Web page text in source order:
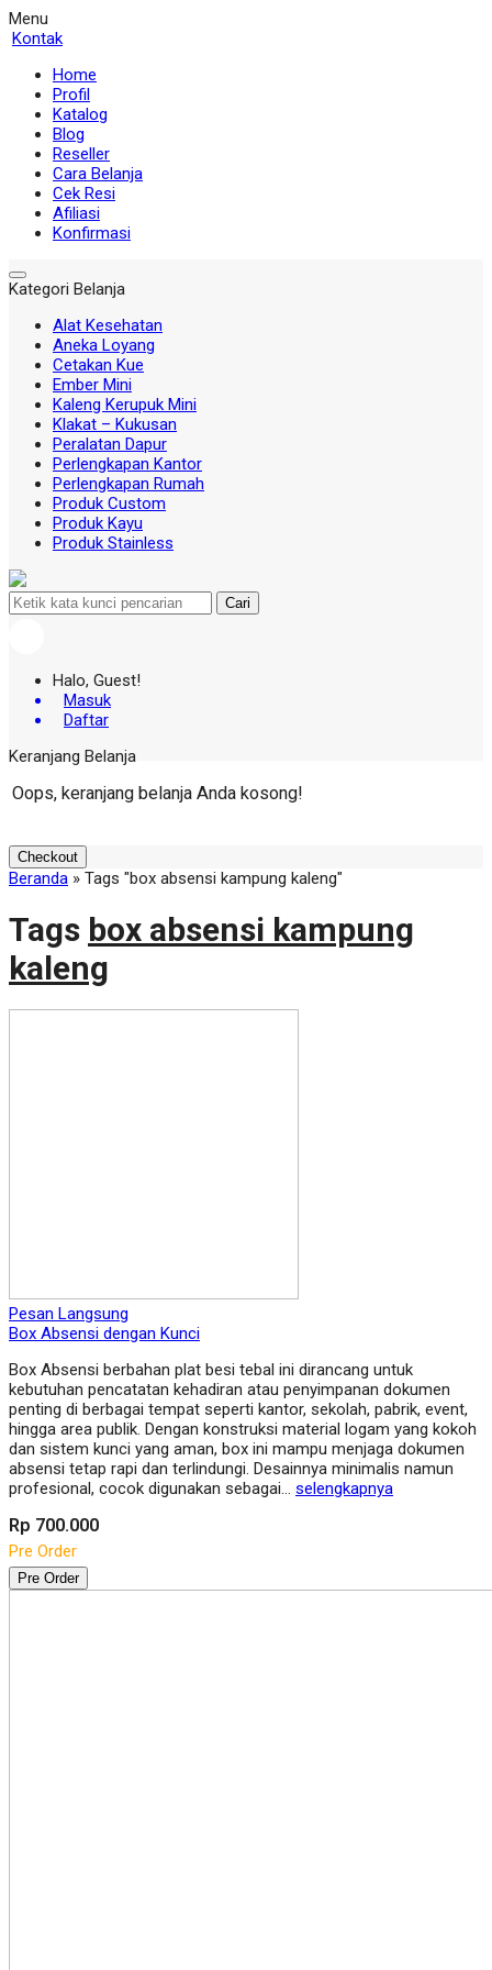
Menu
Kontak
Home
Profil
Katalog
Blog
Reseller
Cara Belanja
Cek Resi
Afiliasi
Konfirmasi
Kategori Belanja
Alat Kesehatan
Aneka Loyang
Cetakan Kue
Ember Mini
Kaleng Kerupuk Mini
Klakat – Kukusan
Peralatan Dapur
Perlengkapan Kantor
Perlengkapan Rumah
Produk Custom
Produk Kayu
Produk Stainless
Cari
Halo, Guest!
Masuk
Daftar
Keranjang Belanja
Oops, keranjang belanja Anda kosong!
Checkout
Beranda » Tags "box absensi kampung kaleng"
Tags box absensi kampung
kaleng
Pesan Langsung
Box Absensi dengan Kunci
Box Absensi berbahan plat besi tebal ini dirancang untuk
kebutuhan pencatatan kehadiran atau penyimpanan dokumen
penting di berbagai tempat seperti kantor, sekolah, pabrik, event,
hingga area publik. Dengan konstruksi material logam yang kokoh
dan sistem kunci yang aman, box ini mampu menjaga dokumen
absensi tetap rapi dan terlindungi. Desainnya minimalis namun
profesional, cocok digunakan sebagai… selengkapnya
Rp 700.000
Pre Order
Pre Order